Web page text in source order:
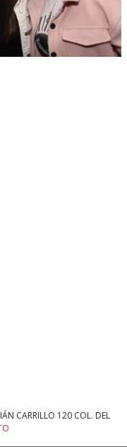
CARRILLO 120 COL. DEL